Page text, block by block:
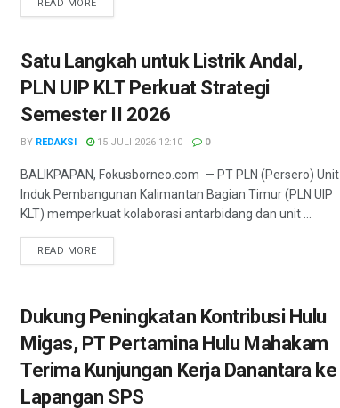
READ MORE
Satu Langkah untuk Listrik Andal,
PLN UIP KLT Perkuat Strategi
Semester II 2026
BY REDAKSI 15 JULI 2026 12:10 0
BALIKPAPAN, Fokusborneo.com — PT PLN (Persero) Unit
Induk Pembangunan Kalimantan Bagian Timur (PLN UIP
KLT) memperkuat kolaborasi antarbidang dan unit ...
READ MOREDETAILS
Dukung Peningkatan Kontribusi Hulu
Migas, PT Pertamina Hulu Mahakam
Terima Kunjungan Kerja Danantara ke
Lapangan SPS